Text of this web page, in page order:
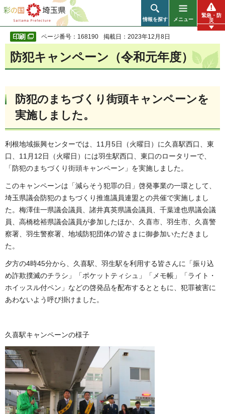
彩の国 埼玉県
情報を探す メニュー
緊急・防
災
ページ番号：168190 掲載日：2023年12月8日
防犯キャンペーン（令和元年度）
防犯のまちづくり街頭キャンペーンを
実施しました。
利根地域振興センターでは、11月5日（火曜日）に久喜駅西口、東
口、11月12日（火曜日）には羽生駅西口、東口のロータリーで、
「防犯のまちづくり街頭キャンペーン」を実施しました。
このキャンペーンは「減らそう犯罪の日」啓発事業の一環として、
埼玉県議会防犯のまちづくり推進議員連盟との共催で実施しまし
た。梅澤佳一県議会議員、諸井真英県議会議員、千葉達也県議会議
員、高橋稔裕県議会議員が参加したほか、久喜市、羽生市、久喜警
察署、羽生警察署、地域防犯団体の皆さまに御参加いただきまし
た。
夕方の4時45分から、久喜駅、羽生駅を利用する皆さんに「振り込
め詐欺撲滅のチラシ」「ポケットティシュ」「メモ帳」「ライト・
ホイッスル付ペン」などの啓発品を配布するとともに、犯罪被害に
あわないよう呼び掛けました。
久喜駅キャンペーンの様子